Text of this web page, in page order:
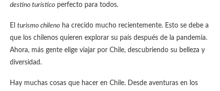
destino turístico perfecto para todos.
El turismo chileno ha crecido mucho recientemente. Esto se debe a
que los chilenos quieren explorar su país después de la pandemia.
Ahora, más gente elige viajar por Chile, descubriendo su belleza y
diversidad.
Hay muchas cosas que hacer en Chile. Desde aventuras en los